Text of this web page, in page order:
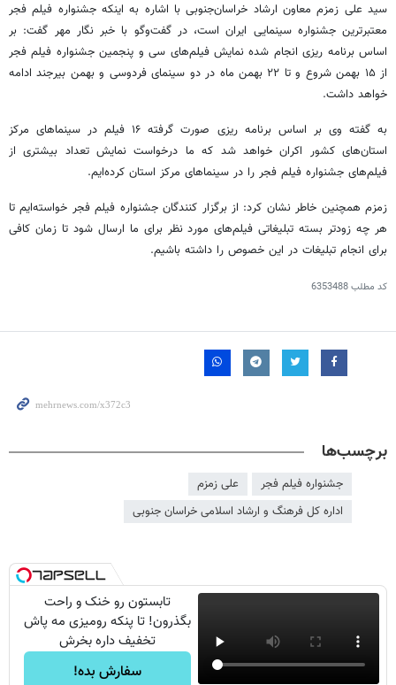
سید علی زمزم معاون ارشاد خراسان‌جنوبی با اشاره به اینکه جشنواره فیلم فجر
معتبرترین جشنواره سینمایی ایران است، در گفت‌وگو با خبر نگار مهر گفت: بر
اساس برنامه ریزی انجام شده نمایش فیلم‌های سی و پنجمین جشنواره فیلم فجر
از ۱۵ بهمن شروع و تا ۲۲ بهمن ماه در دو سینمای فردوسی و بهمن بیرجند ادامه
خواهد داشت.
به گفته وی بر اساس برنامه ریزی صورت گرفته ۱۶ فیلم در سینماهای مرکز
استان‌های کشور اکران خواهد شد که ما درخواست نمایش تعداد بیشتری از
فیلم‌های جشنواره فیلم فجر را در سینماهای مرکز استان کرده‌ایم.
زمزم همچنین خاطر نشان کرد: از برگزار کنندگان جشنواره فیلم فجر خواسته‌ایم تا
هر چه زودتر بسته تبلیغاتی فیلم‌های مورد نظر برای ما ارسال شود تا زمان کافی
برای انجام تبلیغات در این خصوص را داشته باشیم.
کد مطلب6353488
برچسب‌ها
جشنواره فیلم فجر
علی زمزم
اداره کل فرهنگ و ارشاد اسلامی خراسان جنوبی
تابستون رو خنک و راحت
بگذرون! تا پنکه رومیزی مه پاش
تخفیف داره بخرش
سفارش بده!